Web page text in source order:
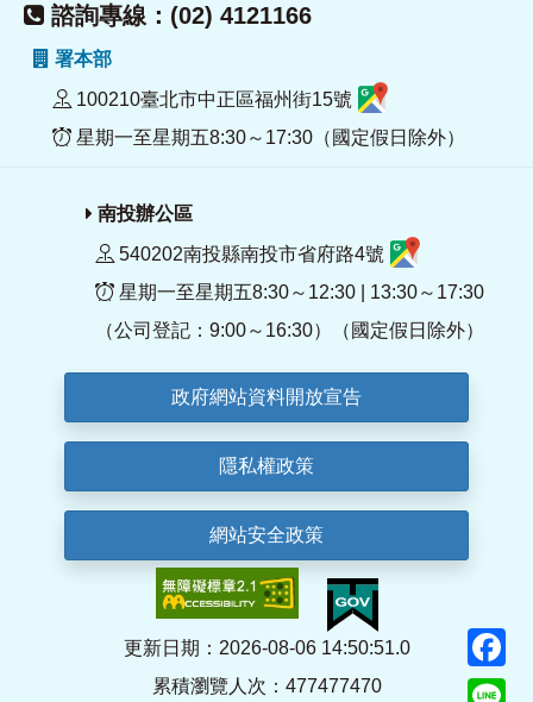
諮詢專線：(02) 4121166
署本部
100210臺北市中正區福州街15號
星期一至星期五8:30～17:30（國定假日除外）
南投辦公區
540202南投縣南投市省府路4號
星期一至星期五8:30～12:30 | 13:30～17:30
（公司登記：9:00～16:30）（國定假日除外）
政府網站資料開放宣告
隱私權政策
網站安全政策
更新日期：2026-08-06 14:50:51.0
累積瀏覽人次：477477470